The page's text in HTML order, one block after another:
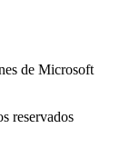
de Microsoft
reservados